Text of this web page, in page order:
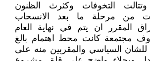
التخوفات وكثرث الظنون
من مرحلة ما بعد الانسحاب
المقرر ان يتم في نهاية العام
مجتمعة كانت محط اهتمام بالغ
للشان السياسي والمقربين منه على